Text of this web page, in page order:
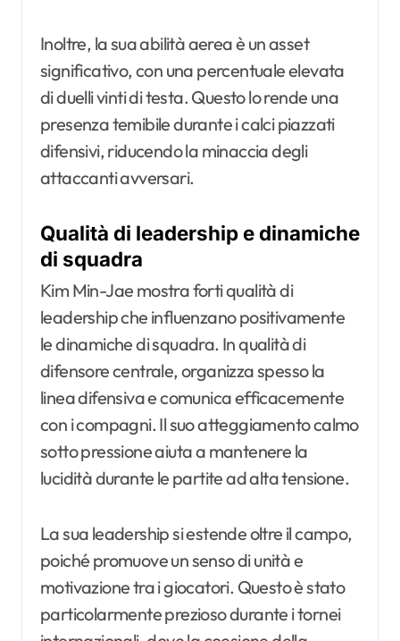
Inoltre, la sua abilità aerea è un asset
significativo, con una percentuale elevata
di duelli vinti di testa. Questo lo rende una
presenza temibile durante i calci piazzati
difensivi, riducendo la minaccia degli
attaccanti avversari.
Qualità di leadership e dinamiche
di squadra
Kim Min-Jae mostra forti qualità di
leadership che influenzano positivamente
le dinamiche di squadra. In qualità di
difensore centrale, organizza spesso la
linea difensiva e comunica efficacemente
con i compagni. Il suo atteggiamento calmo
sotto pressione aiuta a mantenere la
lucidità durante le partite ad alta tensione.
La sua leadership si estende oltre il campo,
poiché promuove un senso di unità e
motivazione tra i giocatori. Questo è stato
particolarmente prezioso durante i tornei